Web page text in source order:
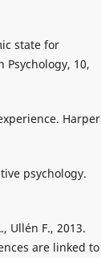
state for
10,
Harper
psychology.
Ullén F., 2013.
are linked to